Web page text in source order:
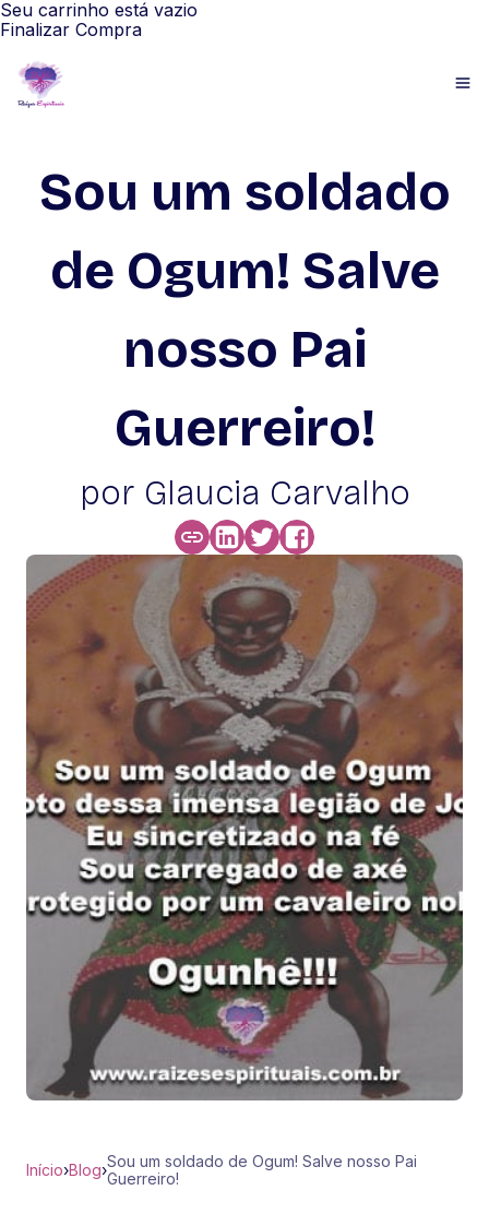
Seu carrinho está vazio
Finalizar Compra
Sou um soldado
de Ogum! Salve
nosso Pai
Guerreiro!
por Glaucia Carvalho
Início›Blog›Sou um soldado de Ogum! Salve nosso Pai
Guerreiro!